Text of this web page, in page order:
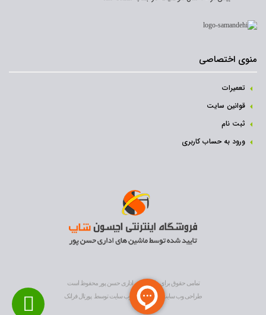
منوی اختصاصی
تعمیرات
قوانین سایت
ثبت نام‌
ورود به حساب کاربری
تمامی حقوق برای ماشین های اداری حسن پور محفوظ است
طراحی وب سایت
و بهینه سازی وب سایتتوسط پورتال فراتک